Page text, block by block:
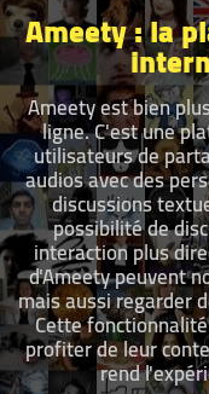
Ameety : la
Ameety est bien
ligne. C'est une
utilisateurs de
audios avec des
discussions
possibilité de
interaction plus
d'Ameety peuvent
mais aussi regarder
Cette
profiter de leur
rend